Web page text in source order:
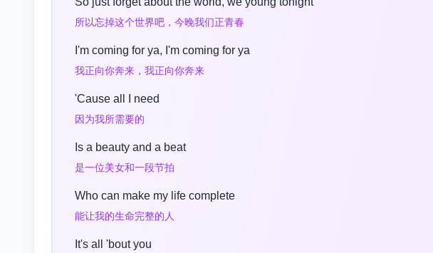
所以忘掉这个世界吧，今晚我们正青春
I'm coming for ya, I'm coming for ya
我正向你奔来，我正向你奔来
'Cause all I need
因为我所需要的
Is a beauty and a beat
是一位美女和一段节拍
Who can make my life complete
能让我的生命完整的人
It's all 'bout you